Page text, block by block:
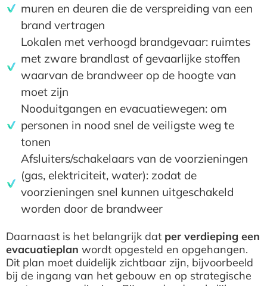
muren en deuren die de verspreiding van een
brand vertragen
Lokalen met verhoogd brandgevaar: ruimtes
met zware brandlast of gevaarlijke stoffen
waarvan de brandweer op de hoogte van
moet zijn
Nooduitgangen en evacuatiewegen: om
personen in nood snel de veiligste weg te
tonen
Afsluiters/schakelaars van de voorzieningen
(gas, elektriciteit, water): zodat de
voorzieningen snel kunnen uitgeschakeld
worden door de brandweer
Daarnaast is het belangrijk dat per verdieping een
evacuatieplan wordt opgesteld en opgehangen.
Dit plan moet duidelijk zichtbaar zijn, bijvoorbeeld
bij de ingang van het gebouw en op strategische